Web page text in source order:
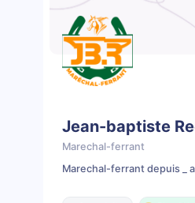
Jean-baptiste
Marechal-ferrant
Marechal-ferrant depuis _